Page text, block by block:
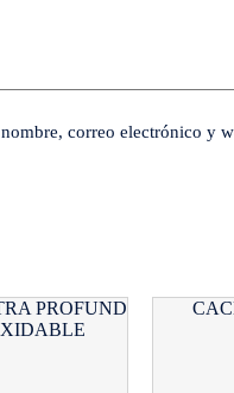
correo electrónico y